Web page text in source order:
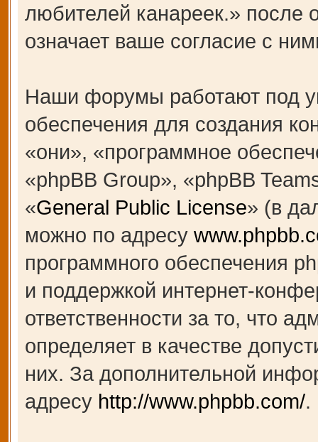
любителей канареек.» после
означает ваше согласие с
Наши форумы работают под
обеспечения для создания
«они», «программное
«phpBB Group», «phpBB
«General Public License» (в
можно по адресу
программного обеспечения
и поддержкой интернет-
ответственности за то, что
определяет в качестве
них. За дополнительной
адресу http://www.phpbb.com/.